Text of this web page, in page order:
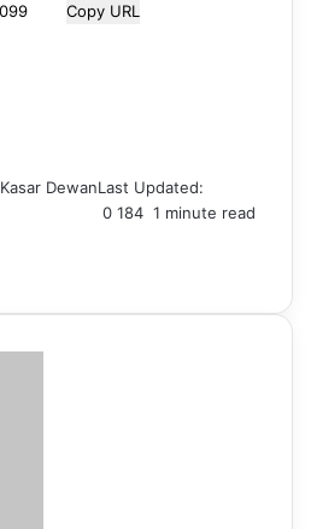
Copy URL
Kasar DewanLast Updated:
0 184 1 minute read